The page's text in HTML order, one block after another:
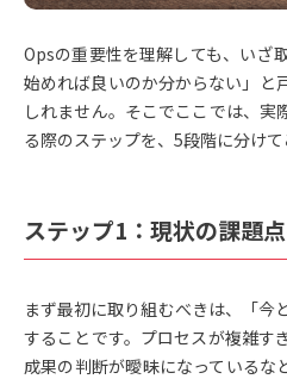
Opsの重要性を理解しても、いざ
始めれば良いのか分からない」と
しれません。そこでここでは、
る際のステップを、5段階に分けて
ステップ1：現状の課題
まず最初に取り組むべきは、「今
することです。プロセスが複雑す
成果の判断が曖昧になっているな